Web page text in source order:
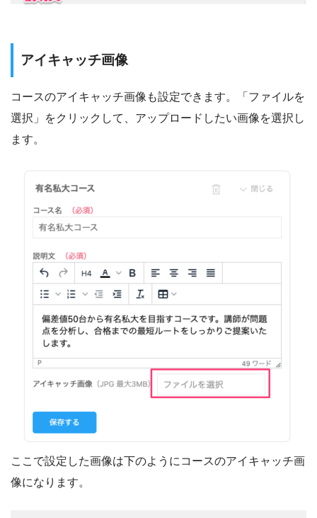
アイキャッチ画像
コースのアイキャッチ画像も設定できます。「ファイルを
選択」をクリックして、アップロードしたい画像を選択し
ます。
ここで設定した画像は下のようにコースのアイキャッチ画
像になります。